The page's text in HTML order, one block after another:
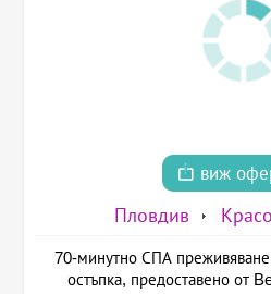
виж
Пловдив
70-минутно СПА
остъпка, предоставено от